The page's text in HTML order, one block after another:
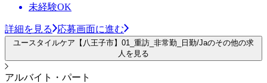
未経験OK
詳細を見る 応募画面に進む
ユースタイルケア【八王子市】01_重訪_非常勤_日勤/Jaのその他の求
人を見る
アルバイト・パート